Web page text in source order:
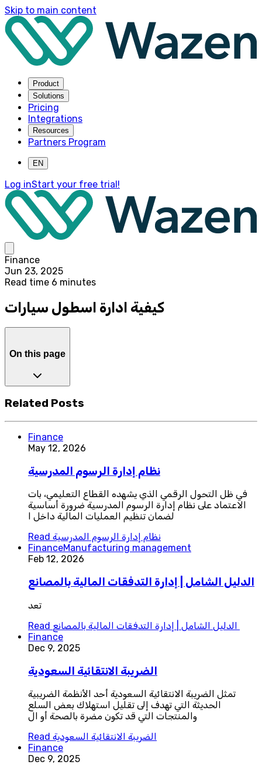
Skip to main content
Product
Solutions
Pricing
Integrations
Resources
Partners Program
EN
Log inStart your free trial!
Finance
Jun 23, 2025
Read time 6 minutes
كيفية ادارة اسطول سيارات
On this page
Related Posts
Finance
May 12, 2026
نظام إدارة الرسوم المدرسية
في ظل التحول الرقمي الذي يشهده القطاع التعليمي، بات
الاعتماد على نظام إدارة الرسوم المدرسية ضرورة أساسية
لضمان تنظيم العمليات المالية داخل ا
Read نظام إدارة الرسوم المدرسية
FinanceManufacturing management
Feb 12, 2026
الدليل الشامل | إدارة التدفقات المالية بالمصانع
تعد
Read
Finance
Dec 9, 2025
الضريبة الانتقائية السعودية
تمثل الضريبة الانتقائية السعودية أحد الأنظمة الضريبية
الحديثة التي تهدف إلى تقليل استهلاك بعض السلع
والمنتجات التي قد تكون مضرة بالصحة أو ال
Read الضريبة الانتقائية السعودية
Finance
Dec 9, 2025